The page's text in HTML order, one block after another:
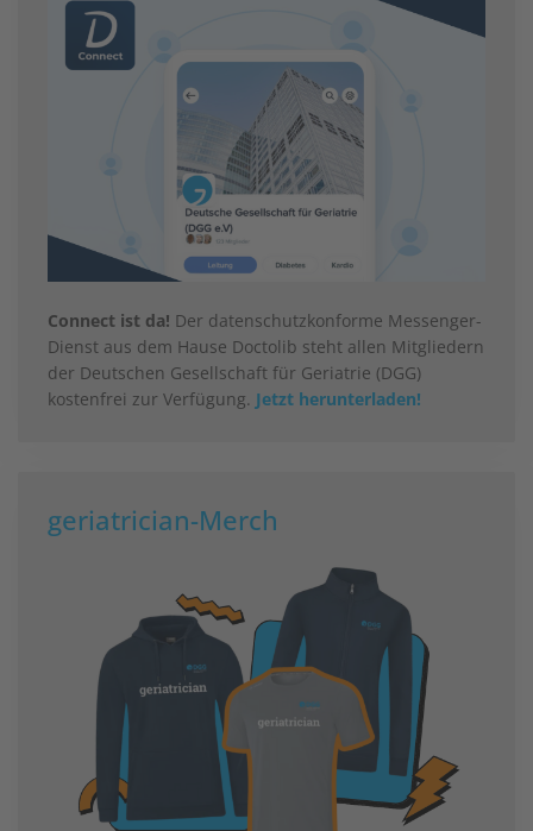
Connect ist da! Der datenschutzkonforme Messenger-
Dienst aus dem Hause Doctolib steht allen Mitgliedern
der Deutschen Gesellschaft für Geriatrie (DGG)
kostenfrei zur Verfügung. Jetzt herunterladen!
geriatrician-Merch